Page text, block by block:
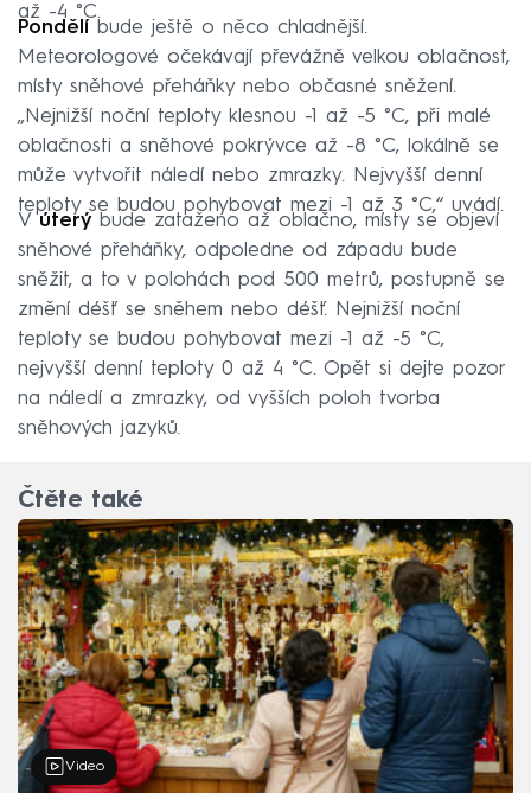
až -4 °C.
Pondělí bude ještě o něco chladnější.
Meteorologové očekávají převážně velkou oblačnost,
místy sněhové přeháňky nebo občasné sněžení.
„Nejnižší noční teploty klesnou -1 až -5 °C, při malé
oblačnosti a sněhové pokrývce až -8 °C, lokálně se
může vytvořit náledí nebo zmrazky. Nejvyšší denní
teploty se budou pohybovat mezi -1 až 3 °C,“ uvádí.
Vúterýbude zataženo až oblačno, místy se objeví
sněhové přeháňky, odpoledne od západu bude
sněžit, a to v polohách pod 500 metrů, postupně se
změní déšť se sněhem nebo déšť. Nejnižší noční
teploty se budou pohybovat mezi -1 až -5 °C,
nejvyšší denní teploty 0 až 4 °C. Opět si dejte pozor
na náledí a zmrazky, od vyšších poloh tvorba
sněhových jazyků.
Čtěte také
Video